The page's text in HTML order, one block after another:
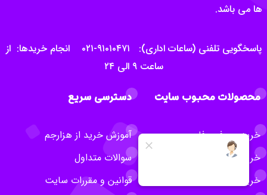
ها می باشد.
پاسخگویی تلفنی (ساعات اداری): ۹۱۰۱۰۴۷۱-۰۲۱ انجام خریدها: از
ساعت ۹ الی ۲۴
محصولات محبوب سایت
خرید جم فری فایر
خرید سی پی کالاف
خرید جم کلش اف کلنز
دسترسی سریع
آموزش خرید از هزارجم
سوالات متداول
قوانین و مقررات سایت